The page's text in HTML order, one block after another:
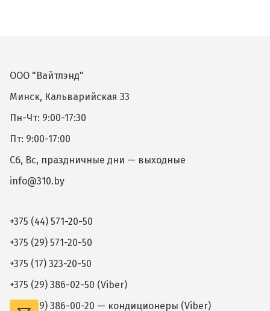
ООО "Вайтлэнд"
Минск, Кальварийская 33
Пн-Чт: 9:00-17:30
Пт: 9:00-17:00
Сб, Вс, праздничные дни — выходные
info@310.by
+375 (44) 571-20-50
+375 (29) 571-20-50
+375 (17) 323-20-50
+375 (29) 386-02-50 (Viber)
+375 (29) 386-00-20 — кондиционеры (Viber)